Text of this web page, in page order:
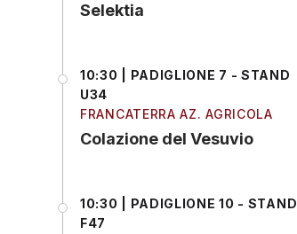
Selektia
10:30 | PADIGLIONE 7 - STAND
U34
FRANCATERRA AZ. AGRICOLA
Colazione del Vesuvio
10:30 | PADIGLIONE 10 - STAND
F47